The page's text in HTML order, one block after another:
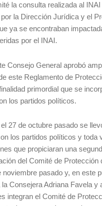
la consulta realizada al
la Dirección Jurídica y el
ya se encontraban
por el INAI.
Consejo General aprobó
este Reglamento de
primordial que se
los partidos políticos.
27 de octubre pasado se
los partidos políticos y toda
que propiciaran una
del Comité de Protección
noviembre pasado y, en este
Consejera Adriana Favela y
integran el Comité de